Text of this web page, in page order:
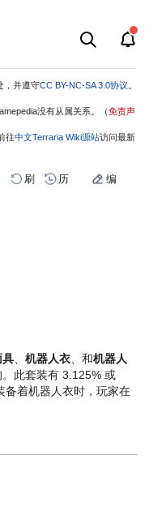
，并遵守CC BY-NC-SA 3.0协议
没有从属关系。（免责声
往中文Terraria Wiki源站访问最新
刷 历 编
具 机器人衣 、和机器人
此套装有 3.125% 或
备着机器人衣时，玩家在